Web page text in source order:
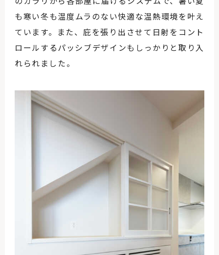
も寒い冬も温度ムラのない快適な温熱環境を叶え
ています。また、庇を張り出させて日射をコント
ロールするパッシブデザインもしっかりと取り入
れられました。